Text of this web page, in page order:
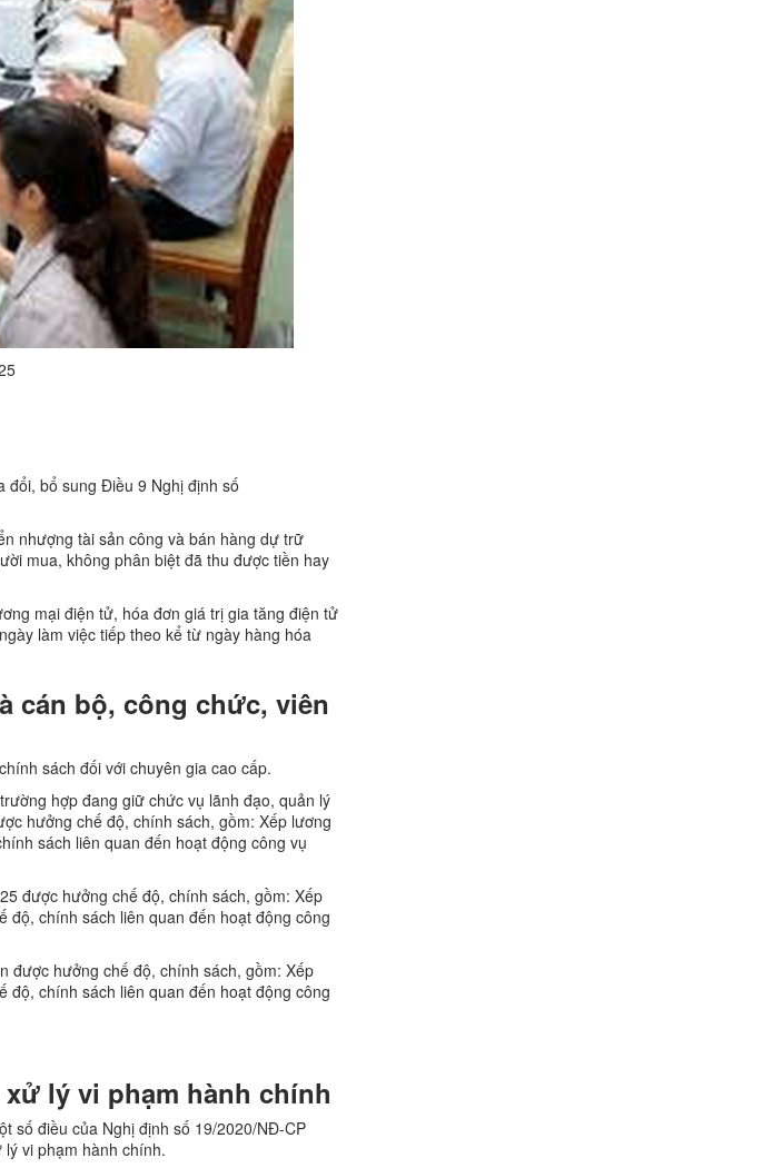
bổ sung Điều 9 Nghị định số
nhượng tài sản công và bán hàng dự trữ
mua, không phân biệt đã thu được tiền hay
mại điện tử, hóa đơn giá trị gia tăng điện tử
làm việc tiếp theo kể từ ngày hàng hóa
cán bộ, công chức, viên
sách đối với chuyên gia cao cấp.
hợp đang giữ chức vụ lãnh đạo, quản lý
hưởng chế độ, chính sách, gồm: Xếp lương
sách liên quan đến hoạt động công vụ
được hưởng chế độ, chính sách, gồm: Xếp
chính sách liên quan đến hoạt động công
được hưởng chế độ, chính sách, gồm: Xếp
chính sách liên quan đến hoạt động công
lý vi phạm hành chính
số điều của Nghị định số 19/2020/NĐ-CP
vi phạm hành chính.